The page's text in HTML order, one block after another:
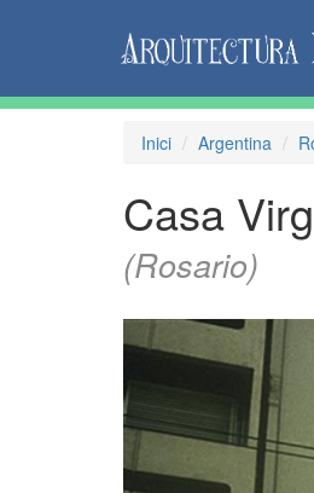
Inici Argentina
Casa
(Rosario)